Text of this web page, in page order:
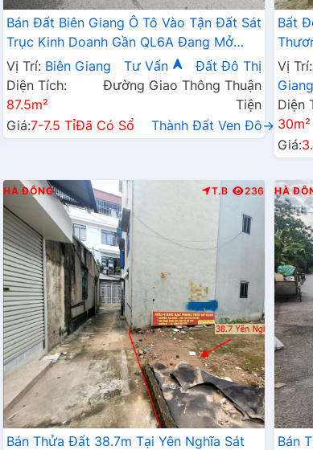
Bán Đất Biên Giang Ô Tô Vào Tận Đất Sát
Trục Kinh Doanh Gần QL6A Đang Mở
Rộng
Vị Trí: Biên Giang Tư Vấn
Đất Đô Thị
Diện Tích:
87.5m²
Đường Giao Thông Thuận
Tiện
Giá:7-7.5 TỉĐã Có Sổ Thành Đất Ven Đô→
Bất
Tận
Vị Trí:
Giang
Diện
30m²
Giá:
HÀ ĐÔNG T.B 236
Bán Thửa Đất 38.7m Tại Yên Nghĩa Sát
HÀ
Bán